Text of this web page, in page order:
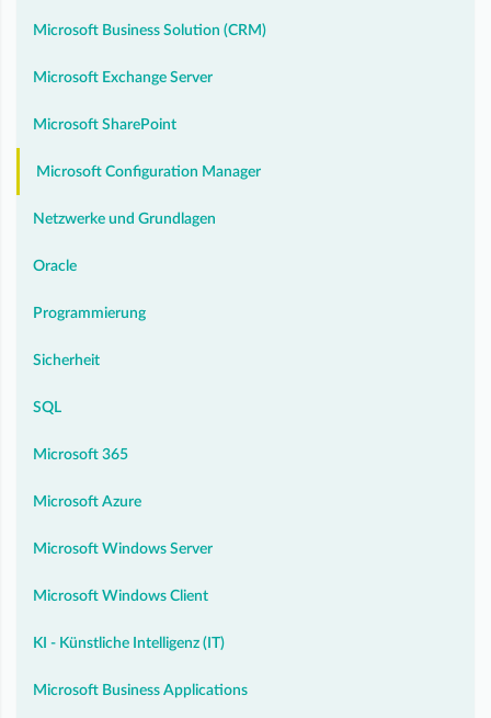
Microsoft Business Solution (CRM)
Microsoft Exchange Server
Microsoft SharePoint
Microsoft Configuration Manager
Netzwerke und Grundlagen
Oracle
Programmierung
Sicherheit
SQL
Microsoft 365
Microsoft Azure
Microsoft Windows Server
Microsoft Windows Client
KI - Künstliche Intelligenz (IT)
Microsoft Business Applications